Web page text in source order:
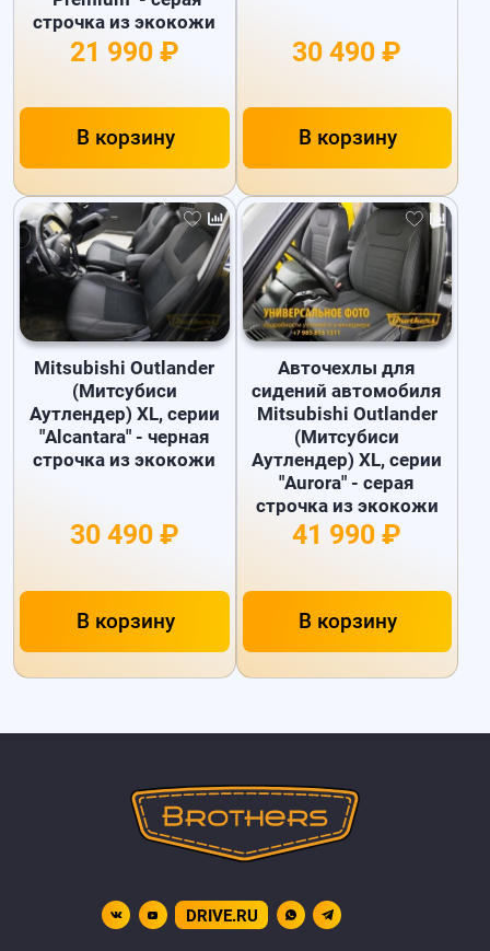
строчка из экокожи
21 990 ₽
В корзину
30 490 ₽
В корзину
Mitsubishi Outlander
(Митсубиси
Аутлендер) XL, серии
"Alcantara" - черная
строчка из экокожи
30 490 ₽
В корзину
Авточехлы для
сидений автомобиля
Mitsubishi Outlander
(Митсубиси
Аутлендер) XL, серии
"Aurora" - серая
строчка из экокожи
41 990 ₽
В корзину
DRIVE.RU